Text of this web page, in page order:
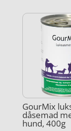
GourMix
dåsemad
hund, 400g